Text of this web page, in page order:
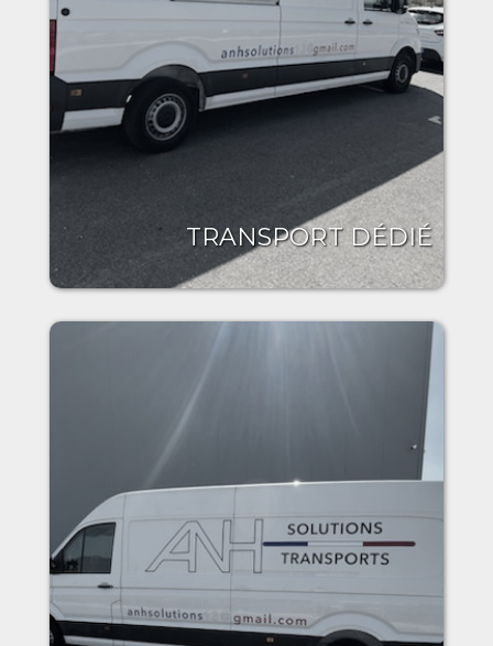
TRANSPORT DÉDIÉ